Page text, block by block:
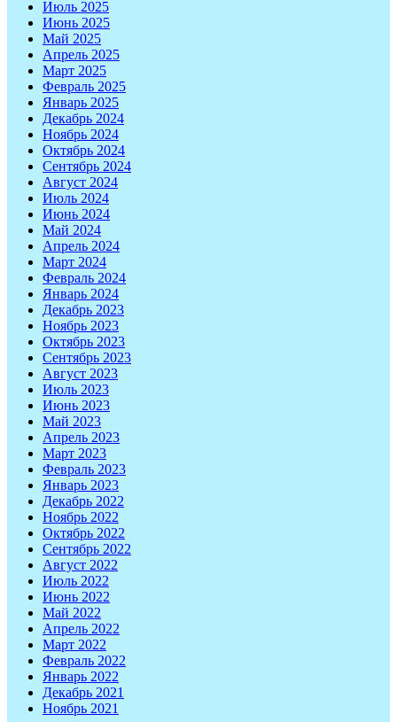
Июль 2025
Июнь 2025
Май 2025
Апрель 2025
Март 2025
Февраль 2025
Январь 2025
Декабрь 2024
Ноябрь 2024
Октябрь 2024
Сентябрь 2024
Август 2024
Июль 2024
Июнь 2024
Май 2024
Апрель 2024
Март 2024
Февраль 2024
Январь 2024
Декабрь 2023
Ноябрь 2023
Октябрь 2023
Сентябрь 2023
Август 2023
Июль 2023
Июнь 2023
Май 2023
Апрель 2023
Март 2023
Февраль 2023
Январь 2023
Декабрь 2022
Ноябрь 2022
Октябрь 2022
Сентябрь 2022
Август 2022
Июль 2022
Июнь 2022
Май 2022
Апрель 2022
Март 2022
Февраль 2022
Январь 2022
Декабрь 2021
Ноябрь 2021